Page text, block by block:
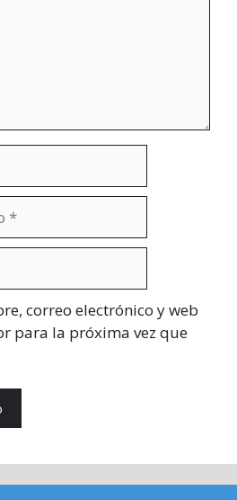
correo electrónico y web
para la próxima vez que